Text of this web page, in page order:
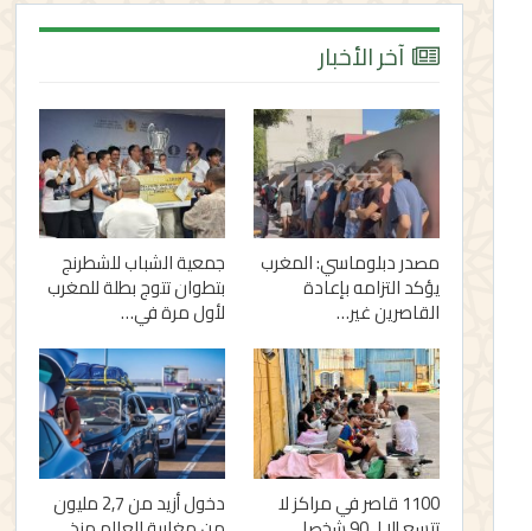
آخر الأخبار
مصدر دبلوماسي: المغرب
يؤكد التزامه بإعادة
القاصرين غير…
جمعية الشباب للشطرنج
بتطوان تتوج بطلة للمغرب
لأول مرة في…
1100 قاصر في مراكز لا دخول أزيد من 2,7 مليون